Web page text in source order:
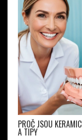
PROČ JSOU
A TIPY